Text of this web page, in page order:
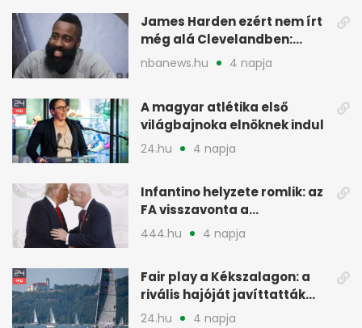
James Harden ezért nem írt
még alá Clevelandben:
pénzügyi okok
nbanews.hu 4 napja
A magyar atlétika első
világbajnoka elnöknek indul
24.hu 4 napja
Infantino helyzete romlik: az
FA visszavonta a
támogatását, jöhet a
444.hu 4 napja
Fair play a Kékszalagon: a
rivális hajóját javíttatták
meg
24.hu 4 napja